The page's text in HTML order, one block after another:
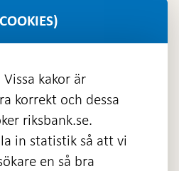
kakor är
korrekt och dessa
riksbank.se.
in statistik så att vi
en så bra